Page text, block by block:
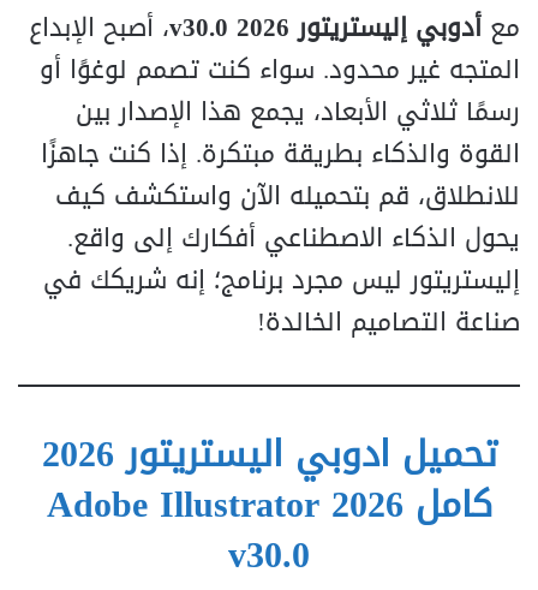
مع أدوبي إليستريتور 2026 v30.0
، أصبح الإبداع
المتجه غير محدود. سواء كنت تصمم لوغوًا أو
رسمًا ثلاثي الأبعاد، يجمع هذا الإصدار بين
القوة والذكاء بطريقة مبتكرة. إذا كنت جاهزًا
للانطلاق، قم بتحميله الآن واستكشف كيف
يحول الذكاء الاصطناعي أفكارك إلى واقع.
إليستريتور ليس مجرد برنامج؛ إنه شريكك في
صناعة التصاميم الخالدة!
تحميل ادوبي اليستريتور 2026
كامل Adobe Illustrator 2026
v30.0